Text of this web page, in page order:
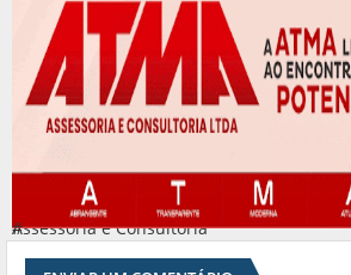
Assessoria e Consultoria
#